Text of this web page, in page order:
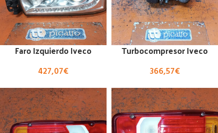
Faro Izquierdo Iveco
427,07€
Turbocompresor Iveco
366,57€